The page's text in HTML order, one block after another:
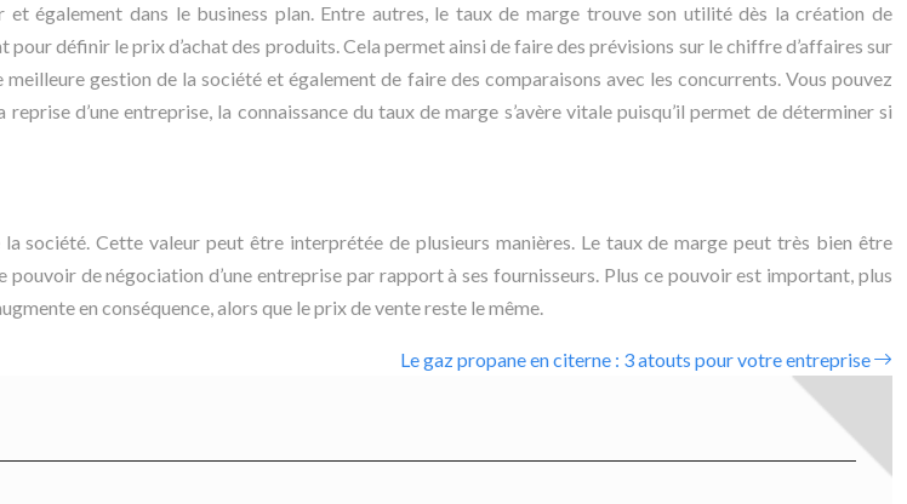
également dans le business plan. Entre autres, le taux de marge trouve son utilité dès la création de
définir le prix d’achat des produits. Cela permet ainsi de faire des prévisions sur le chiffre d’affaires sur
gestion de la société et également de faire des comparaisons avec les concurrents. Vous pouvez
d’une entreprise, la connaissance du taux de marge s’avère vitale puisqu’il permet de déterminer si
société. Cette valeur peut être interprétée de plusieurs manières. Le taux de marge peut très bien être
de négociation d’une entreprise par rapport à ses fournisseurs. Plus ce pouvoir est important, plus
en conséquence, alors que le prix de vente reste le même.
Le gaz propane en citerne : 3 atouts pour votre entreprise